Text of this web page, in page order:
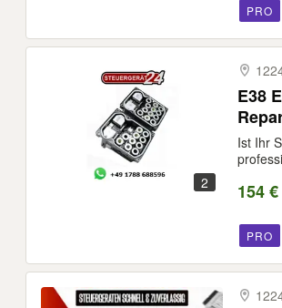
PRO
2
E38
Ist Ihr
154 €
PRO